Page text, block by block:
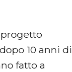
10 anni di
fatto a